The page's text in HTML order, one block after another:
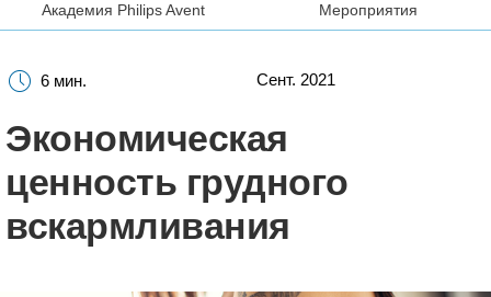
Академия Philips Avent Мероприятия
6 мин. Сент. 2021
Экономическая
ценность грудного
вскармливания